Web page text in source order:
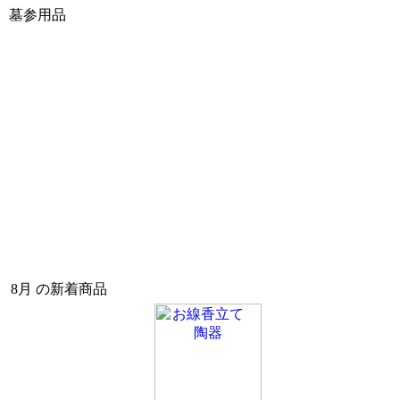
墓参用品
8月 の新着商品